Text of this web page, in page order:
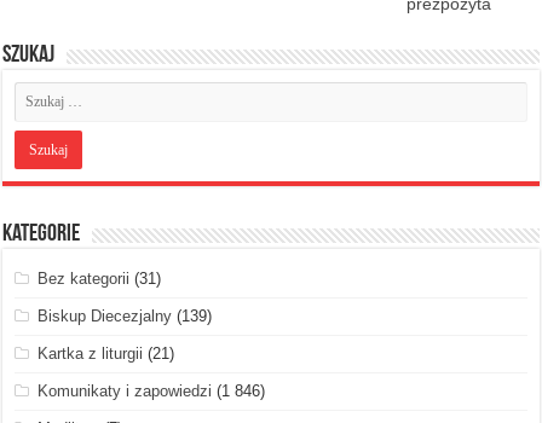
prezpozyta
Szukaj
Kategorie
Bez kategorii (31)
Biskup Diecezjalny (139)
Kartka z liturgii (21)
Komunikaty i zapowiedzi (1 846)